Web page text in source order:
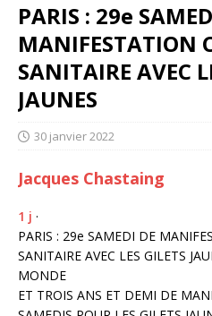
PARIS : 29e
MANIFESTATION
SANITAIRE AVEC
JAUNES
30 janvier 2022
Jacques Chastaing
1 j ·
PARIS : 29e SAMEDI DE
SANITAIRE AVEC LES GILETS
MONDE
ET TROIS ANS ET DEMI DE